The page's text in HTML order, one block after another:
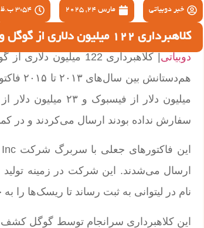
خبر دوبیاتی مارس 24, 2025 3:54 ب.ظ
کلاهبرداری 122 میلیون دلاری از گوگل و متا با ارسال فاکتورهای جعلی
دوبیاتی
| کلاهبرداری 122
میلیون دلار از
سفارش نداده بودند ارسال می‌کردند و در
ارسال می‌شدند. این شرکت در زمینه
نام در لیتوانی به ثبت رساند تا ریسک‌ها را
این کلاهبرداری سرانجام توسط گوگل کشف